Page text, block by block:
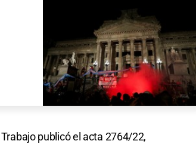
publicó el acta 2764/22,